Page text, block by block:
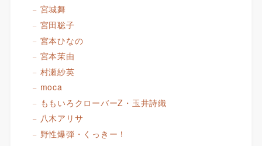
宮城舞
宮田聡子
宮本ひなの
宮本茉由
村瀬紗英
moca
ももいろクローバーZ・玉井詩織
八木アリサ
野性爆弾・くっきー！